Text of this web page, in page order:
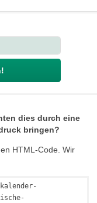
dies durch eine
bringen?
HTML-Code. Wir